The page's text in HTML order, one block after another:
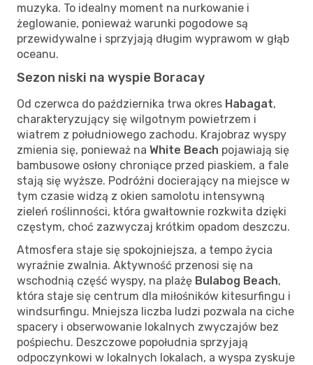
muzyka. To idealny moment na nurkowanie i
żeglowanie, ponieważ warunki pogodowe są
przewidywalne i sprzyjają długim wyprawom w głąb
oceanu.
Sezon niski na wyspie Boracay
Od czerwca do października trwa okres Habagat,
charakteryzujący się wilgotnym powietrzem i
wiatrem z południowego zachodu. Krajobraz wyspy
zmienia się, ponieważ na White Beach pojawiają się
bambusowe osłony chroniące przed piaskiem, a fale
stają się wyższe. Podróżni docierający na miejsce w
tym czasie widzą z okien samolotu intensywną
zieleń roślinności, która gwałtownie rozkwita dzięki
częstym, choć zazwyczaj krótkim opadom deszczu.
Atmosfera staje się spokojniejsza, a tempo życia
wyraźnie zwalnia. Aktywność przenosi się na
wschodnią część wyspy, na plażę Bulabog Beach,
która staje się centrum dla miłośników kitesurfingu i
windsurfingu. Mniejsza liczba ludzi pozwala na ciche
spacery i obserwowanie lokalnych zwyczajów bez
pośpiechu. Deszczowe popołudnia sprzyjają
odpoczynkowi w lokalnych lokalach, a wyspa zyskuje